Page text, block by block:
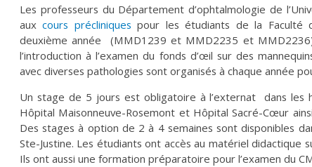
Les professeurs du Département d’ophtalmologie de
auxcours précliniques pour les étudiants de la Faculté
deuxième année (MMD1239 et MMD2235 et
l’introduction à l’examen du fonds d’œil sur des
avec diverses pathologies sont organisés à chaque année
Un stage de 5 jours est obligatoire à l’externat dans les
Hôpital Maisonneuve-Rosemont et Hôpital Sacré-Cœur
Des stages à option de 2 à 4 semaines sont disponibles
Ste-Justine. Les étudiants ont accès au matériel didactique
Ils ont aussi une formation préparatoire pour l’examen du